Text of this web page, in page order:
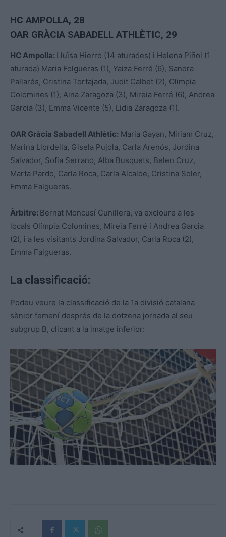
HC AMPOLLA, 28
OAR GRÀCIA SABADELL ATHLÈTIC, 29
HC Ampolla: Lluïsa Hierro (14 aturades) i Helena Piñol (1
aturada) Maria Folgueras (1), Yaiza Ferré (6), Sandra
Pallarés, Cristina Tortajada, Judit Calbet (2), Olimpia
Colomines (1), Aina Zaragoza (3), Mireia Ferré (6), Andrea
Garcia (3), Emma Vicente (5), Lidia Zaragoza (1).
OAR Gràcia Sabadell Athlètic: Maria Gayan, Miriam Cruz,
Marina Llordella, Gisela Pujola, Carla Arenós, Jordina
Salvador, Sofia Serrano, Alba Busquets, Belen Cruz,
Marta Pardo, Carla Roca, Carla Alcalde, Cristina Soler,
Emma Falgueras.
Àrbitre: Bernat Moncusí Cunillera, va excloure a les
locals Olímpia Colomines, Mireia Ferré i Andrea Garcia
(2), i a les visitants Jordina Salvador, Carla Roca (2),
Emma Falgueras.
La classificació:
Podeu veure la classificació de la 1a divisió catalana
sènior femení després de la dotzena jornada al seu
subgrup B, clicant a la imatge inferior: